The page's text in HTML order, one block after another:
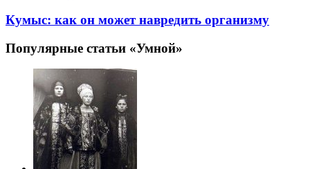
Кумыс: как он может навредить организму
Популярные статьи «Умной»